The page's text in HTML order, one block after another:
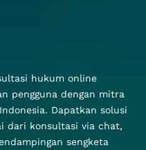
hukum online
pengguna dengan mitra
Dapatkan solusi
dari konsultasi via chat,
sengketa